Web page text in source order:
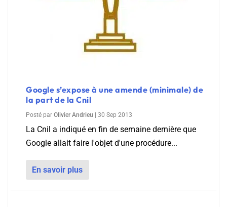
Google s’expose à une amende (minimale) de
la part de la Cnil
Posté par Olivier Andrieu 30 Sep 2013
La Cnil a indiqué en fin de semaine dernière que
Google allait faire l'objet d'une procédure...
En savoir plus